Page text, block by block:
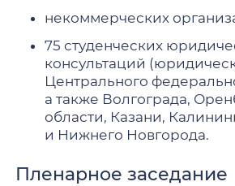
некоммерческих
75 студенческих
консультаций
Центрального
а также Волгограда,
области, Казани,
и Нижнего Новгорода.
Пленарное заседание